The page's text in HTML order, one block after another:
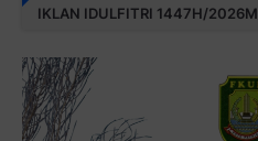
IKLAN IDULFITRI 1447H/2026M